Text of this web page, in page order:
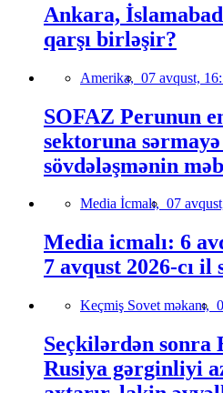
Ankara,
qarşı birləşir?
Amerika, 07 avqust,
SOFAZ Perunun
sektoruna
sövdələşmənin
Media İcmalı, 07
Media icmalı: 6
7 avqust 2026-cı il
Keçmiş Sovet məkanı,
Seçkilərdən sonra
Rusiya gərginliyi